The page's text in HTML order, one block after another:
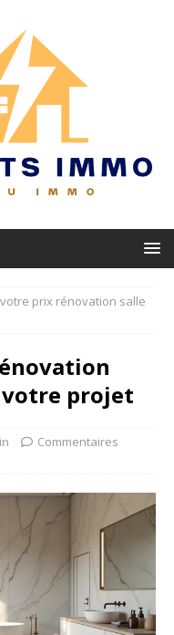
prix rénovation salle
votre projet
Commentaires